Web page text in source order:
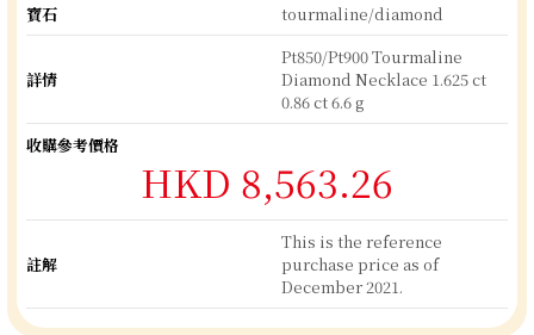
寶石 tourmaline/diamond
詳情
Pt850/Pt900 Tourmaline
Diamond Necklace 1.625 ct
0.86 ct 6.6 g
收購參考價格
HKD 8,563.26
註解
This is the reference
purchase price as of
December 2021.